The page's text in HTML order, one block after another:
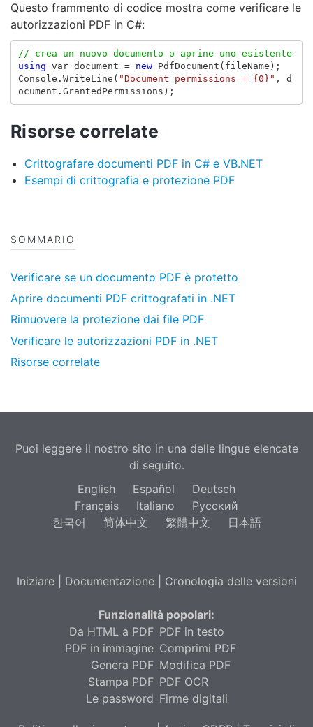
Questo frammento di codice mostra come verificare le
autorizzazioni PDF in C#:
// crea un nuovo documento o aprine uno esistente
using var document = new PdfDocument ( fileName );
Console . WriteLine ( "Document permissions = {0}" ,
d
ocument . GrantedPermissions );
Risorse correlate
Crittografare documenti PDF in C# e VB.NET
Esempi di crittografia e protezione PDF
SOMMARIO
Verificare se un documento PDF è protetto
Aprire documenti PDF crittografati in .NET
Rimuovere la protezione dai file PDF
Verificare le autorizzazioni PDF in .NET
Risorse correlate
Puoi leggere il nostro sito in una delle lingue elencate
di seguito.
English
Español
Deutsch
Français
Italiano
Русский
한국어
简体中文 繁體中文 日本語
Iniziare| Documentazione| Cronologia delle versioni
Funzionalità popolari:
Da HTML a PDF
PDF in immagine
Genera PDF
Stampa PDF
Le password
PDF in testo
Comprimi PDF
Modifica PDF
PDF OCR
Firme digitali